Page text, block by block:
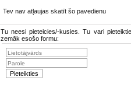
Tev nav atļaujas skatīt šo pavedienu
Tu neesi pieteicies/-kusies. Tu vari
zemāk esošo formu: